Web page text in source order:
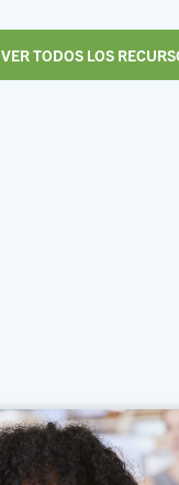
VER TODOS LOS